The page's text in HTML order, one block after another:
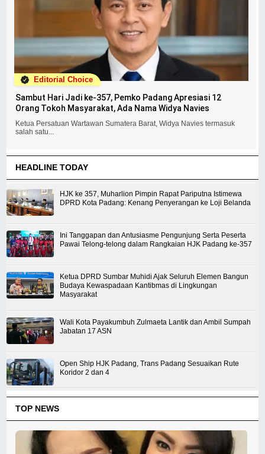
Editorial Choice
Sambut Hari Jadi ke-357, Pemko Padang Apresiasi 12
Orang Tokoh Masyarakat, Ada Nama Widya Navies
Ketua Persatuan Wartawan Sumatera Barat, Widya Navies termasuk
salah satu...
HEADLINE TODAY
HJK ke 357, Muharlion Pimpin Rapat Pariputna Istimewa
DPRD Kota Padang: Kenang Penyerangan ke Loji Belanda
Ini Tanggapan dan Antusiasme Pengunjung Serta Peserta
Pawai Telong-telong dalam Rangkaian HJK Padang ke-357
Ketua DPRD Sumbar Muhidi Ajak Seluruh Elemen Bangun
Budaya Kewaspadaan Kantibmas di Lingkungan
Masyarakat
Wali Kota Payakumbuh Zulmaeta Lantik dan Ambil Sumpah
Jabatan 17 ASN
Open Ship HJK Padang, Trans Padang Sesuaikan Rute
Koridor 2 dan 4
TOP NEWS